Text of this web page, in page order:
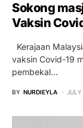
Sokong
Vaksin
Kerajaan
vaksin Covid-19
pembekal…
BY NURDIEYLA JULY